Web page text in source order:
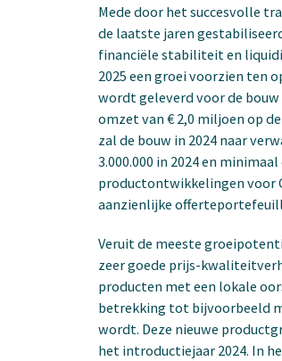
Mede door het succesvolle
de laatste jaren
financiële stabiliteit en
2025 een groei voorzien ten
wordt geleverd voor de
omzet van € 2,0 miljoen op
zal de bouw in 2024 naar
3.000.000 in 2024 en
productontwikkelingen voor
aanzienlijke
Veruit de meeste
zeer goede prijs-
producten met een lokale
betrekking tot bijvoorbeeld
wordt. Deze nieuwe
het introductiejaar 2024. In